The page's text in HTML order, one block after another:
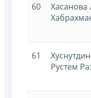
60
61
Рустем